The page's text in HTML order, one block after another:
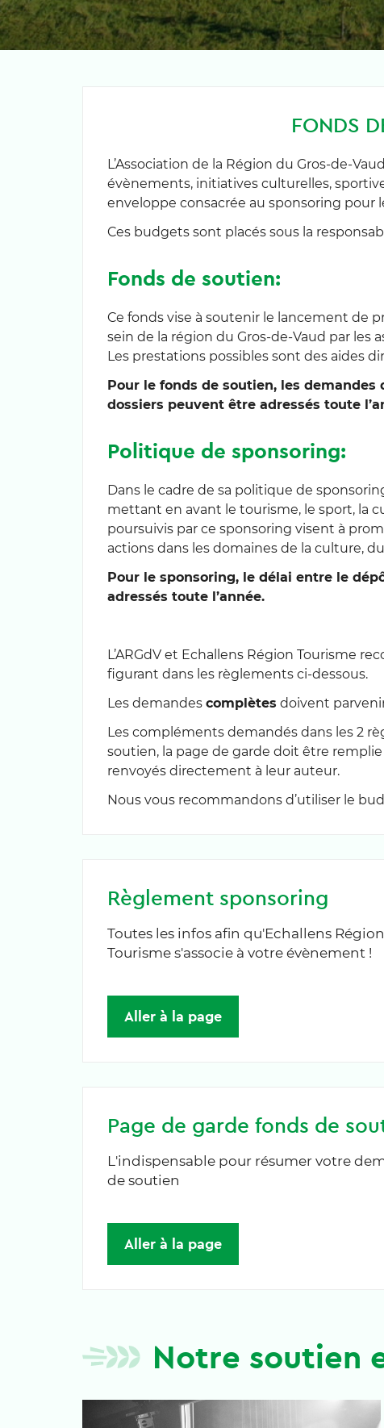
FONDS
L’Association de la Région du Gros-de-
évènements, initiatives culturelles,
enveloppe consacrée au sponsoring pour
Ces budgets sont placés sous la
Fonds de soutien:
Ce fonds vise à soutenir le lancement de
sein de la région du Gros-de-Vaud par les
Les prestations possibles sont des aides
Pour le fonds de soutien, les
dossiers peuvent être adressés toute
Politique de sponsoring:
Dans le cadre de sa politique de
mettant en avant le tourisme, le sport, la
poursuivis par ce sponsoring visent à
actions dans les domaines de la culture,
Pour le sponsoring, le délai entre le
adressés toute l’année.
L’ARGdV et Echallens Région Tourisme
figurant dans les règlements ci-dessous.
Les demandes complètes doivent
Les compléments demandés dans les 2
soutien, la page de garde doit être
renvoyés directement à leur auteur.
Nous vous recommandons d’utiliser le
Règlement sponsoring
Toutes les infos afin qu'Echallens Région
Tourisme s'associe à votre évènement !
Aller à la page
Page de garde fonds de
L'indispensable pour résumer votre
de soutien
Aller à la page
Notre soutien